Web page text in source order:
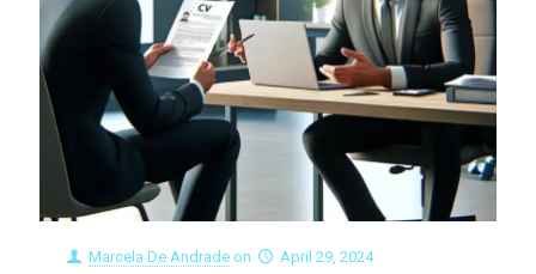
Marcela De Andrade on
April 29, 2024